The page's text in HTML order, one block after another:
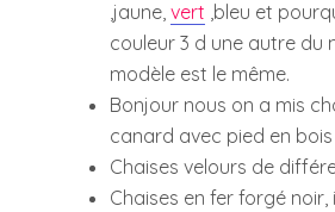
,jaune, vert ,bleu et
couleur 3 d une autre du
modèle est le même.
Bonjour nous on a mis
canard avec pied en bois
Chaises velours de
Chaises en fer forgé